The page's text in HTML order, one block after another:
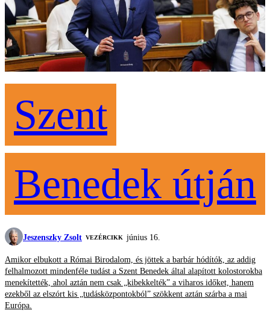
Szent
Benedek útján
Jeszenszky Zsolt VEZÉRCIKK június 16.
Amikor elbukott a Római Birodalom, és jöttek a barbár hódítók, az addig
felhalmozott mindenféle tudást a Szent Benedek által alapított kolostorokba
menekítették, ahol aztán nem csak „kibekkelték” a viharos időket, hanem
ezekből az elszórt kis „tudásközpontokból” szökkent aztán szárba a mai
Európa.